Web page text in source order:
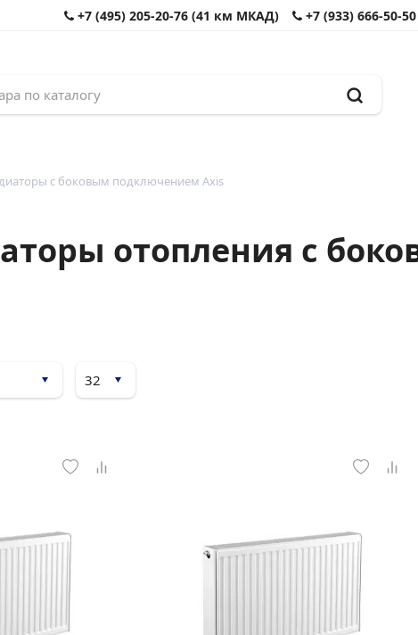
+7 (495) 205-20-76 (41 км МКАД) +7 (933) 666-50-
с боковым подключением Axis
отопления с